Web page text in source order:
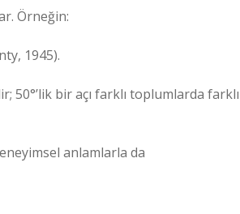
Örneğin:
1945).
bir açı farklı toplumlarda farklı
anlamlarla da